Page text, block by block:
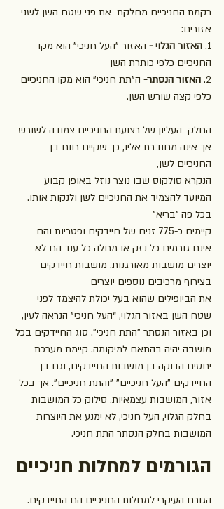
רקמת החניכיים מחלקת  את פני שטח השן לשני
אזורים:
1. האזור הגלוי - האזור "העל חניכי" הוא מקו
החניכיים כלפי כותרת השן
2. האזור הנסתר- ה"תת חניכי" הוא מקו החניכיים
כלפי קצה שורש השן.
החלק  העליון של רצועת החניכיים צמודה לשורש
אך אינה מחוברת אליו, כך שקיים רווח בן
החניכיים לשן,
הנקרא סולקוס שבו נוצר נוזל באופן קבוע
המיועד להצמיד את החניכיים לשן ולנקות אותו.
בכל פה "בריא"
קיימים כ-775 זנים של חיידקים ופטריות והם
אינם גורמים כל נזק או מחלה כל עוד הם לא
יוצרים מושבות מאורגנות. מושבות חיידקים
בצירוף מרכיבים נוספים יוצרים
את הביופילים שהוא בעל יכולת להיצמד לפני
שטח השן באזור הגלוי, “העל חניכי" הנראה לעין,
וכן באזור הנסתר "התת חניכי". סוג החיידקים בכל
מושבה יהיה בהתאם למיקומה. קיימת מערכת
יחסים הדוקה בן מושבות החיידקים, וגם בן
החיידקים "העל חניכיים" "והתת חניכיים". אך בכל
אזור, המושבות עצמאיות. סילוק כל המושבות
בחלק הגלוי, העל חניכי, לא ימנע את היוצרות
המושבות בחלק הנסתר התת חניכי.
הגורמים למחלות חניכיים
הגורם העיקרי למחלות החניכיים הם החיידקים.